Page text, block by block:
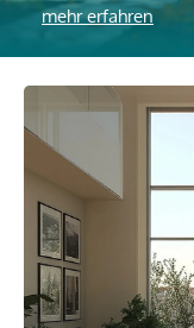
mehr erfahren